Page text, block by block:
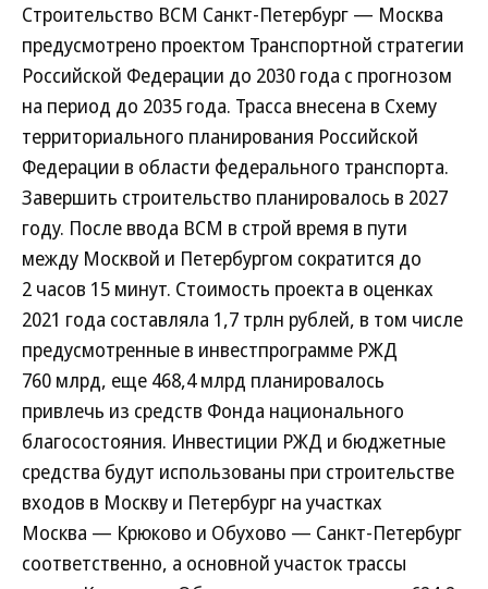
Строительство ВСМ Санкт-Петербург — Москва
предусмотрено проектом Транспортной стратегии
Российской Федерации до 2030 года с прогнозом
на период до 2035 года. Трасса внесена в Схему
территориального планирования Российской
Федерации в области федерального транспорта.
Завершить строительство планировалось в 2027
году. После ввода ВСМ в строй время в пути
между Москвой и Петербургом сократится до
2 часов 15 минут. Стоимость проекта в оценках
2021 года составляла 1,7 трлн рублей, в том числе
предусмотренные в инвестпрограмме РЖД
760 млрд, еще 468,4 млрд планировалось
привлечь из средств Фонда национального
благосостояния. Инвестиции РЖД и бюджетные
средства будут использованы при строительстве
входов в Москву и Петербург на участках
Москва — Крюково и Обухово — Санкт-Петербург
соответственно, а основной участок трассы